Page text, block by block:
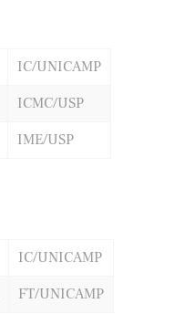
IC/UNICAMP
ICMC/USP
IME/USP
IC/UNICAMP
FT/UNICAMP